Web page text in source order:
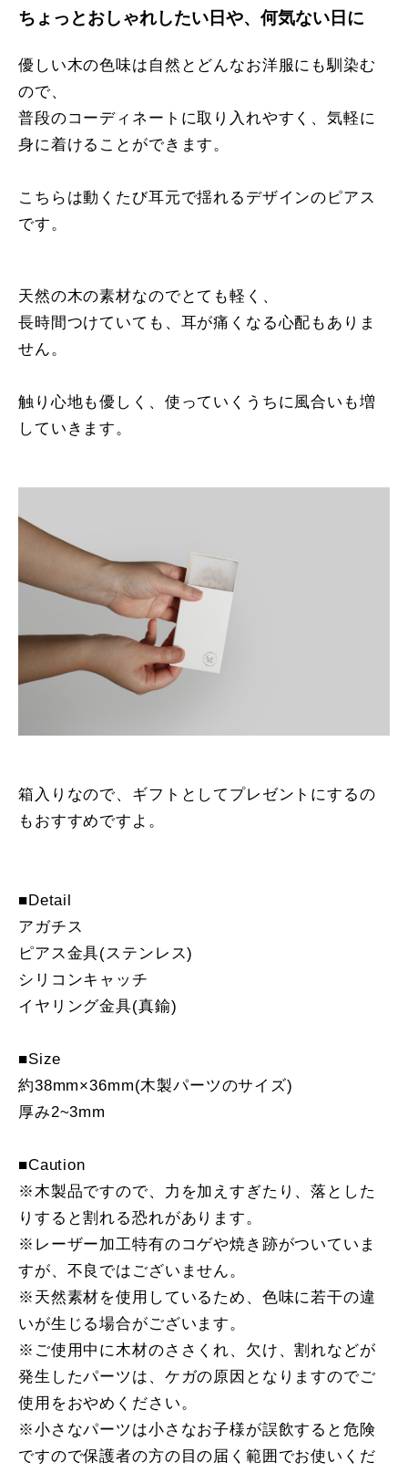
ちょっとおしゃれしたい日や、何気ない日に
優しい木の色味は自然とどんなお洋服にも馴染む
ので、
普段のコーディネートに取り入れやすく、気軽に
身に着けることができます。
こちらは動くたび耳元で揺れるデザインのピアス
です。
天然の木の素材なのでとても軽く、
長時間つけていても、耳が痛くなる心配もありま
せん。
触り心地も優しく、使っていくうちに風合いも増
していきます。
箱入りなので、ギフトとしてプレゼントにするの
もおすすめですよ。
■Detail
アガチス
ピアス金具(ステンレス)
シリコンキャッチ
イヤリング金具(真鍮)
■Size
約38mm×36mm(木製パーツのサイズ)
厚み2~3mm
■Caution
※木製品ですので、力を加えすぎたり、落とした
りすると割れる恐れがあります。
※レーザー加工特有のコゲや焼き跡がついていま
すが、不良ではございません。
※天然素材を使用しているため、色味に若干の違
いが生じる場合がございます。
※ご使用中に木材のささくれ、欠け、割れなどが
発生したパーツは、ケガの原因となりますのでご
使用をおやめください。
※小さなパーツは小さなお子様が誤飲すると危険
ですので保護者の方の目の届く範囲でお使いくだ